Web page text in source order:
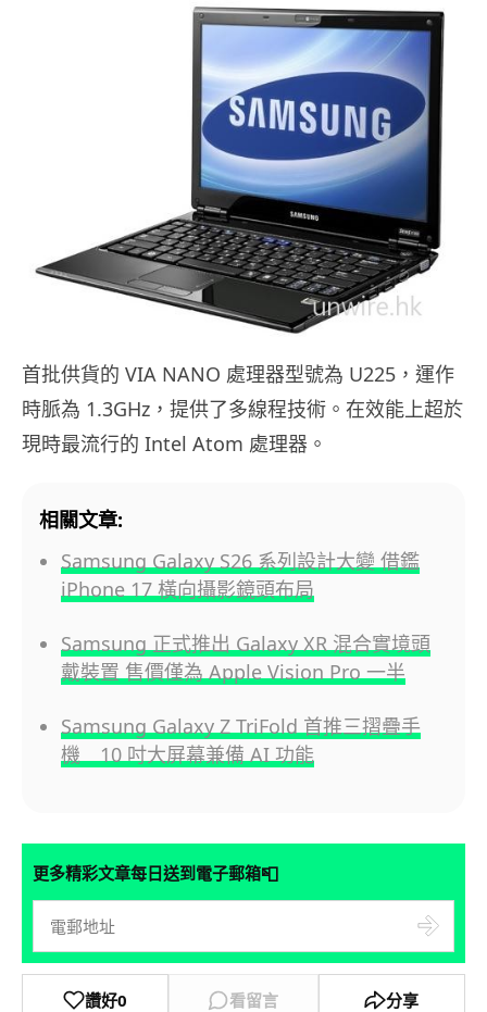
首批供貨的 VIA NANO 處理器型號為 U225，運作
時脈為 1.3GHz，提供了多線程技術。在效能上超於
現時最流行的 Intel Atom 處理器。
相關文章:
Samsung Galaxy S26 系列設計大變 借鑑
iPhone 17 橫向攝影鏡頭布局
Samsung 正式推出 Galaxy XR 混合實境頭
戴裝置 售價僅為 Apple Vision Pro 一半
Samsung Galaxy Z TriFold 首推三摺疊手
機 10 吋大屏幕兼備 AI 功能
更多精彩文章每日送到電子郵箱📮
讚好0 看留言 分享